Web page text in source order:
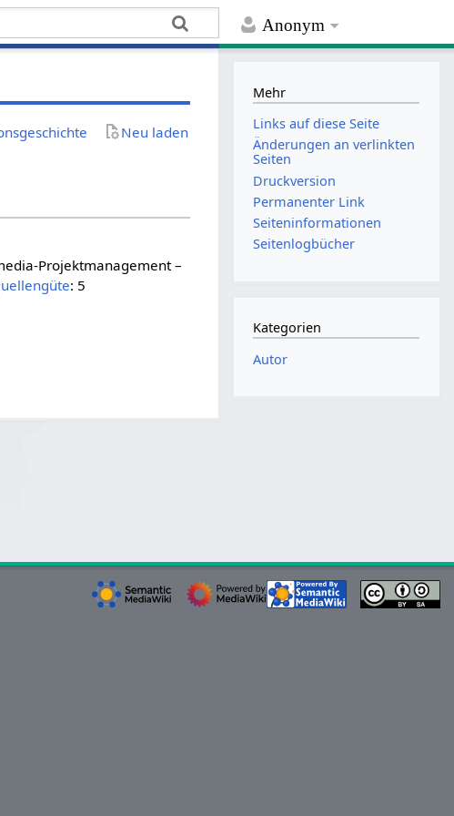
Anonym
Neu laden
Projektmanagement –
: 5
Mehr
Links auf diese Seite
Änderungen an verlinkten
Seiten
Druckversion
Permanenter Link
Seiten­­informationen
Seitenlogbücher
Kategorien
Autor